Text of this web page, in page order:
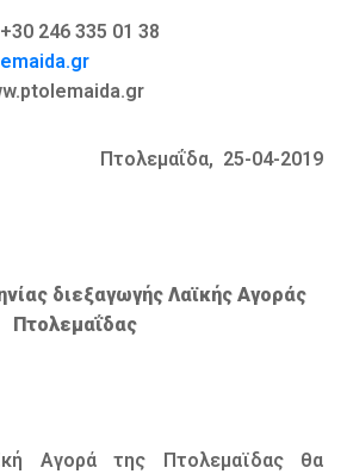
246 335 01 38
Πτολεμαΐδα, 25-04-2019
διεξαγωγής Λαϊκής Αγοράς
Πτολεμαΐδας
Αγορά της Πτολεμαϊδας θα